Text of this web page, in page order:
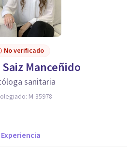
No verificado
Manceñido
sanitaria
M-35978
Experiencia